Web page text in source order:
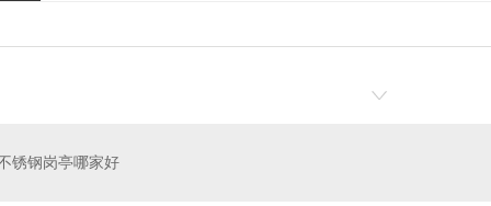
锈钢岗亭哪家好